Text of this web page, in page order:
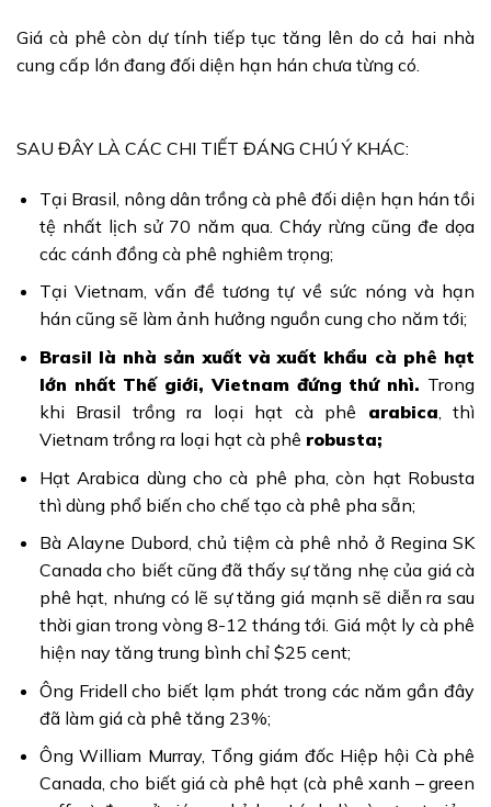
Giá cà phê còn dự tính tiếp tục tăng lên do cả hai nhà
cung cấp lớn đang đối diện hạn hán chưa từng có.
SAU ĐÂY LÀ CÁC CHI TIẾT ĐÁNG CHÚ Ý KHÁC:
Tại Brasil, nông dân trồng cà phê đối diện hạn hán tồi
tệ nhất lịch sử 70 năm qua. Cháy rừng cũng đe dọa
các cánh đồng cà phê nghiêm trọng;
Tại Vietnam, vấn đề tương tự về sức nóng và hạn
hán cũng sẽ làm ảnh hưởng nguồn cung cho năm tới;
Brasil là nhà sản xuất và xuất khẩu cà phê hạt
lớn nhất Thế giới, Vietnam đứng thứ nhì. Trong
khi Brasil trồng ra loại hạt cà phê arabica , thì
Vietnam trồng ra loại hạt cà phê robusta;
Hạt Arabica dùng cho cà phê pha, còn hạt Robusta
thì dùng phổ biến cho chế tạo cà phê pha sẵn;
Bà Alayne Dubord, chủ tiệm cà phê nhỏ ở Regina SK
Canada cho biết cũng đã thấy sự tăng nhẹ của giá cà
phê hạt, nhưng có lẽ sự tăng giá mạnh sẽ diễn ra sau
thời gian trong vòng 8-12 tháng tới. Giá một ly cà phê
hiện nay tăng trung bình chỉ $25 cent;
Ông Fridell cho biết lạm phát trong các năm gần đây
đã làm giá cà phê tăng 23%;
Ông William Murray, Tổng giám đốc Hiệp hội Cà phê
Canada, cho biết giá cà phê hạt (cà phê xanh – green